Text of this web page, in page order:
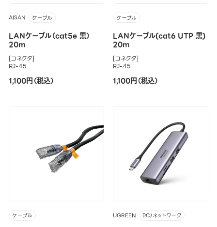
AISAN ケーブル
LANケーブル（cat5e 黒）
20m
[コネクタ]
RJ-45
1,100円（税込）
ケーブル
LANケーブル(cat6 UTP 黒)
20m
[コネクタ]
RJ-45
1,100円（税込）
ケーブル UGREEN PC/ネットワーク